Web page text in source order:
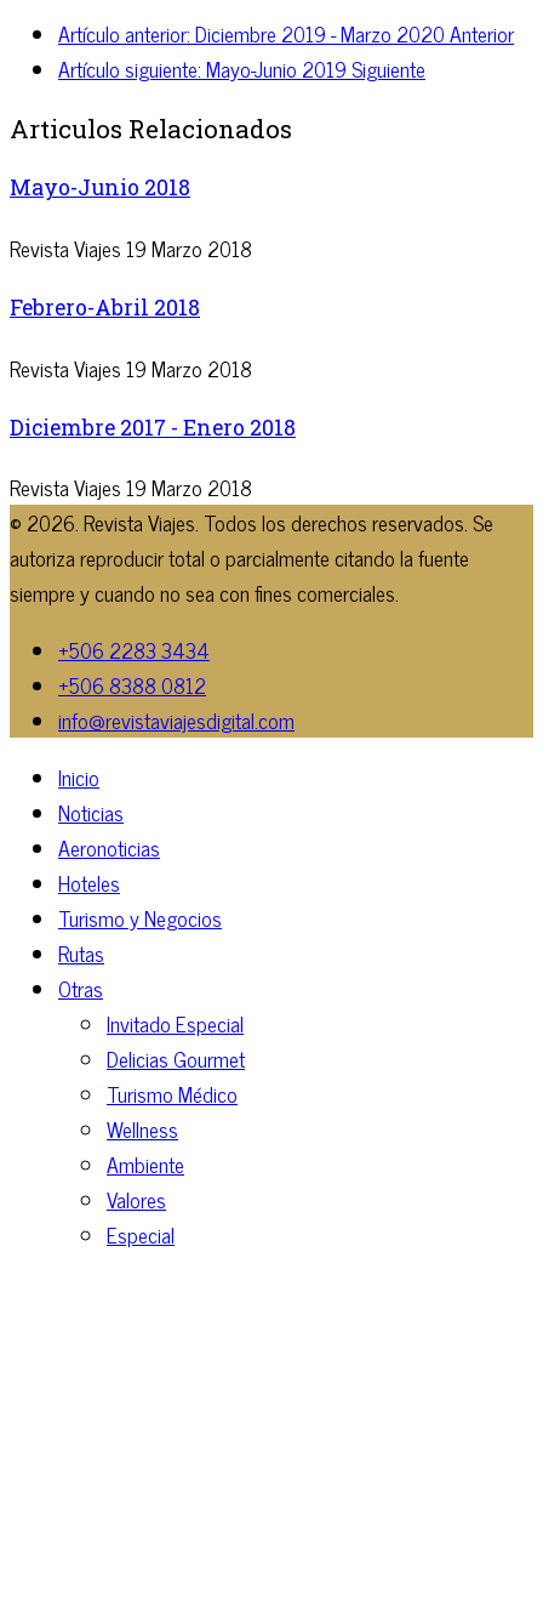
Artículo anterior: Diciembre 2019 - Marzo 2020Anterior
Artículo siguiente: Mayo-Junio 2019Siguiente
Articulos Relacionados
Mayo-Junio 2018
Revista Viajes19 Marzo 2018
Febrero-Abril 2018
Revista Viajes19 Marzo 2018
Diciembre 2017 - Enero 2018
Revista Viajes19 Marzo 2018
© 2026. Revista Viajes. Todos los derechos reservados. Se
autoriza reproducir total o parcialmente citando la fuente
siempre y cuando no sea con fines comerciales.
+506 2283 3434
+506 8388 0812
info@revistaviajesdigital.com
Inicio
Noticias
Aeronoticias
Hoteles
Turismo y Negocios
Rutas
Otras
Invitado Especial
Delicias Gourmet
Turismo Médico
Wellness
Ambiente
Valores
Especial